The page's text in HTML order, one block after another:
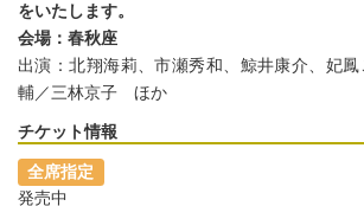
をいたします。
会場：春秋座
出演：北翔海莉、市瀬秀和、鯨井康介、妃
輔／三林京子 ほか
チケット情報
全席指定
発売中